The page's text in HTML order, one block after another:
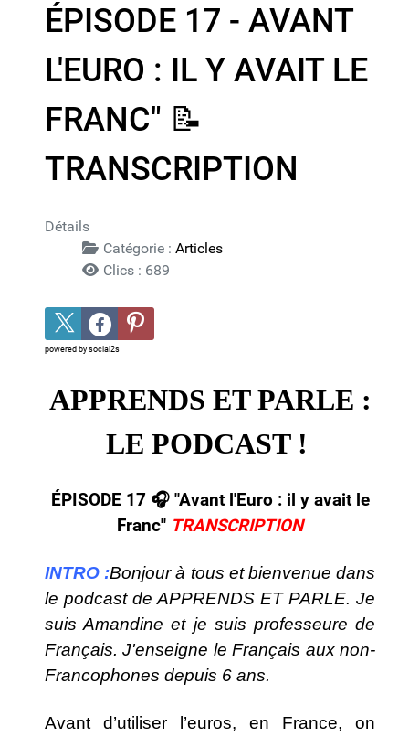
ÉPISODE 17 - AVANT
L'EURO : IL Y AVAIT LE
FRANC" 📝​
TRANSCRIPTION
Détails
Catégorie : Articles
Clics : 689
powered by social2s
APPRENDS ET PARLE :
LE PODCAST !
ÉPISODE 17 🎧​ "Avant l'Euro : il y avait le
Franc" TRANSCRIPTION
INTRO :Bonjour à tous et bienvenue dans
le podcast de APPRENDS ET PARLE. Je
suis Amandine et je suis professeure de
Français. J'enseigne le Français aux non-
Francophones depuis 6 ans.
Avant d’utiliser l’euros, en France, on